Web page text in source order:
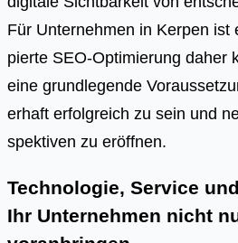
Für Unter­neh­men in Ker­pen
pier­te SEO-Opti­mie­rung daher
eine grund­le­gen­de
er­haft erfolg­reich zu sein und
spek­ti­ven zu eröff­nen.
Technologie, Service
Ihr Unternehmen nicht